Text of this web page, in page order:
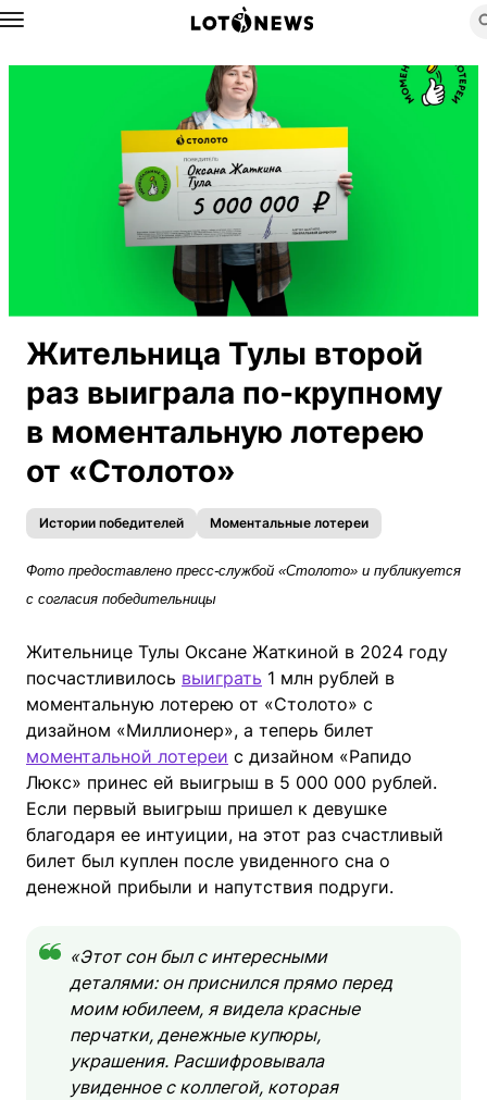
Назад
Жительница Тулы второй
раз выиграла по-крупному
в моментальную лотерею
от «Столото»
Истории победителей Моментальные лотереи
Фото предоставлено пресс-службой «Столото» и публикуется
с согласия победительницы
Жительнице Тулы Оксане Жаткиной в 2024 году
посчастливилось выиграть 1 млн рублей в
моментальную лотерею от «Столото» с
дизайном «Миллионер», а теперь билет
моментальной лотереи с дизайном «Рапидо
Люкс» принес ей выигрыш в 5 000 000 рублей.
Если первый выигрыш пришел к девушке
благодаря ее интуиции, на этот раз счастливый
билет был куплен после увиденного сна о
денежной прибыли и напутствия подруги.
«Этот сон был с интересными
деталями: он приснился прямо перед
моим юбилеем, я видела красные
перчатки, денежные купюры,
украшения. Расшифровывала
увиденное с коллегой, которая